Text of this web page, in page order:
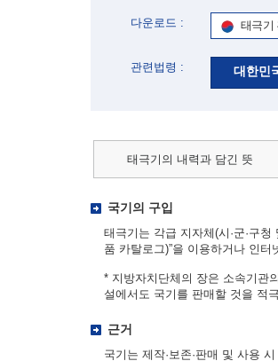
다운로드 : 태극기
관련법령 : 대한민
태극기의 내력과 담긴 뜻
국기의 구입
태극기는 각급 지자체(시·군·구
품 카탈로그)”을 이용하거나 인
* 지방자치단체의 장은 소속기관
설에서도 국기를 판매할 것을 적
근거
국기는 제작·보존·판매 및 사용